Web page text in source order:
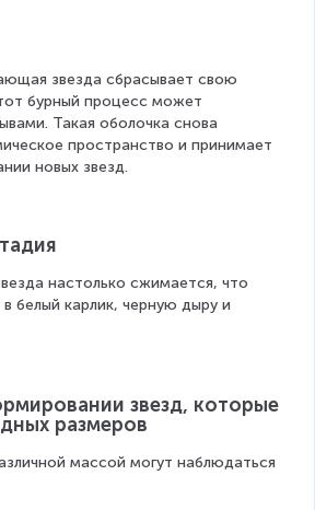
звезда сбрасывает свою
бурный процесс может
Такая оболочка снова
пространство и принимает
новых звезд.
настолько сжимается, что
белый карлик, черную дыру и
звезд, которые
размеров
массой могут наблюдаться